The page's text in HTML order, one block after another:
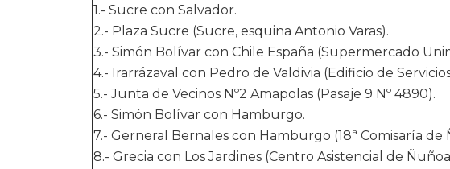
1.- Sucre con Salvador.
2.- Plaza Sucre (Sucre, esquina Antonio Varas).
3.- Simón Bolívar con Chile España (Supermercado
4.- Irarrázaval con Pedro de Valdivia (Edificio de
5.- Junta de Vecinos Nº2 Amapolas (Pasaje 9 Nº 4890).
6.- Simón Bolívar con Hamburgo.
7.- Gerneral Bernales con Hamburgo (18ª Comisaría de
8.- Grecia con Los Jardines (Centro Asistencial de